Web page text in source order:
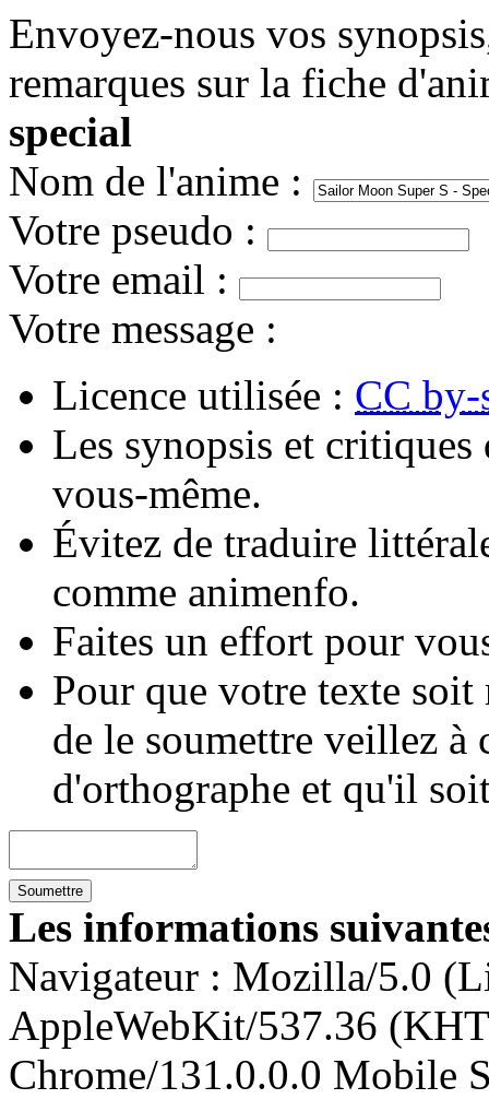
Envoyez-nous vos
remarques sur la fiche
special
Nom de l'anime :
Votre pseudo :
Votre email :
Votre message :
Licence utilisée : CC by-
Les synopsis et
vous-même.
Évitez de traduire
comme animenfo.
Faites un effort pour
Pour que votre texte
de le soumettre veillez à
d'orthographe et qu'il
Les informations
Navigateur : Mozilla/5.0
AppleWebKit/537.36
Chrome/131.0.0.0 Mobile